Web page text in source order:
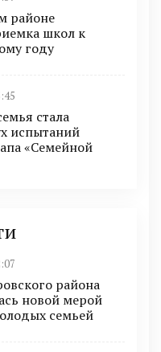
районе
школ к
году
стала
испытаний
«Семейной
района
новой мерой
семьей